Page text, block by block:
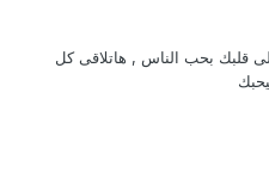
قلبك بحب الناس , هاتلاقى كل